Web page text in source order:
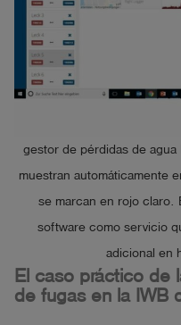
gestor de pérdidas de
muestran automáticamente
se marcan en rojo claro.
software como servicio
adicional en
El caso práctico de
de fugas en la IWB